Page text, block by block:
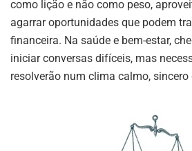
como lição e não como peso,
agarrar oportunidades que podem
financeira. Na saúde e bem-estar,
iniciar conversas difíceis, mas
resolverão num clima calmo,